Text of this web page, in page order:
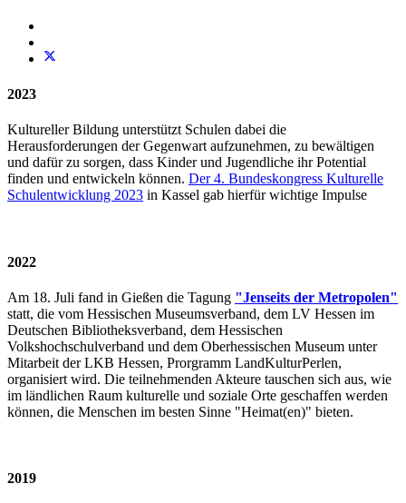
2023
Kultureller Bildung unterstützt Schulen dabei die
Herausforderungen der Gegenwart aufzunehmen, zu bewältigen
und dafür zu sorgen, dass Kinder und Jugendliche ihr Potential
finden und entwickeln können. Der 4. Bundeskongress Kulturelle
Schulentwicklung 2023 in Kassel gab hierfür wichtige Impulse
2022
Am 18. Juli fand in Gießen die Tagung "Jenseits der Metropolen"
statt, die vom Hessischen Museumsverband, dem LV Hessen im
Deutschen Bibliotheksverband, dem Hessischen
Volkshochschulverband und dem Oberhessischen Museum unter
Mitarbeit der LKB Hessen, Prorgramm LandKulturPerlen,
organisiert wird. Die teilnehmenden Akteure tauschen sich aus, wie
im ländlichen Raum kulturelle und soziale Orte geschaffen werden
können, die Menschen im besten Sinne "Heimat(en)" bieten.
2019